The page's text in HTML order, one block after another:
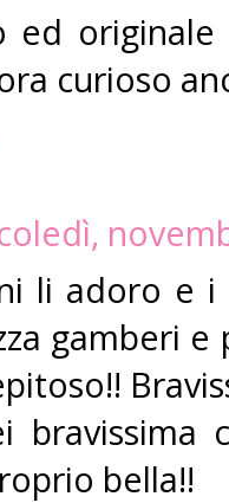
ed
curioso
li adoro e i
gamberi
bravissima
bella!!